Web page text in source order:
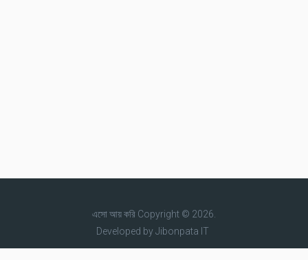
এসো আয় করিCopyright © 2026.
Developed byJibonpata IT